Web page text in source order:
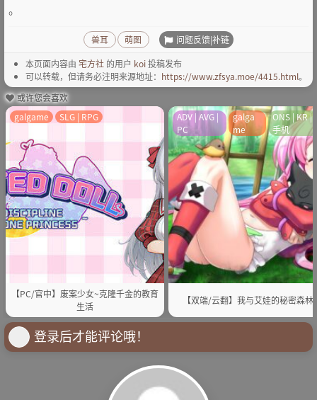
。
兽耳 萌图 问题反馈|补链
本页面内容由 宅方社 的用户 koi投稿发布
可以转载，但请务必注明来源地址： https://www.zfsya.moe/4415.html。
或许您会喜欢
【PC/官中】废案少⼥~克隆千⾦的教育
⽣活
galgame SLG | RPG
【双端/云翻】我与艾娃的秘密森林
ADV | AVG |
PC
galga
me
ONS | KR |
手机
登录后才能评论哦！